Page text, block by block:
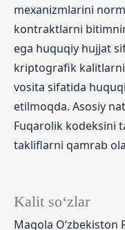
Kalit so‘zlar
Maqola
mexanizmlarini
kontraktlarni
ega huquqiy hujjat
kriptografik
vosita sifatida
etilmoqda. Asosiy
Fuqarolik kodeksini
takliflarni qamrab